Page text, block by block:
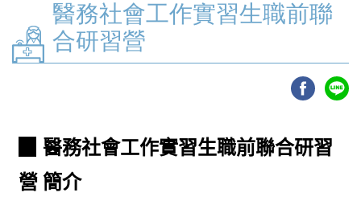
醫務社會工作實習生職前聯
合研習營
▉ 醫務社會工作實習生職前聯合研習
營 簡介